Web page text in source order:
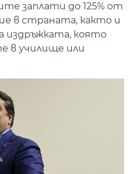
заплати до 125% от
в страната, както и
издръжката, която
в училище или